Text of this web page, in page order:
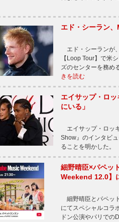
エド・シーラン
エド・シーランが
【Loop Tour】で米
ズのセンターを務め
きを読む
エイサップ・ロ
にいる」
エイサップ・ロッ
Show』のインタビ
ることを明かした
細野晴臣×パペッ
Weekend 12.0】
細野晴臣とパペッ
にてスペシャルコ
ドン公演やパリで